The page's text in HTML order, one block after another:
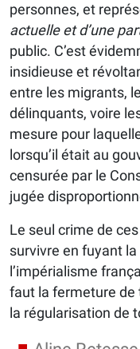
personnes, et
actuelle et d’une
public. C’est
insidieuse et
entre les migrants,
délinquants, voire
mesure pour
lorsqu’il était au
censurée par le
jugée
Le seul crime de
survivre en fuyant
l’impérialisme
faut la fermeture de
la régularisation de